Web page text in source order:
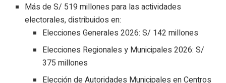
Más de S/ 519 millones para las actividades
electorales, distribuidos en:
Elecciones Generales 2026: S/ 142 millones
Elecciones Regionales y Municipales 2026: S/
375 millones
Elección de Autoridades Municipales en Centros